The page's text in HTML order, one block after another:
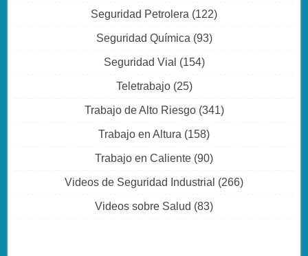
Seguridad Petrolera (122)
Seguridad Química (93)
Seguridad Vial (154)
Teletrabajo(25)
Trabajo de Alto Riesgo(341)
Trabajo en Altura (158)
Trabajo en Caliente (90)
Videos de Seguridad Industrial (266)
Videos sobre Salud (83)